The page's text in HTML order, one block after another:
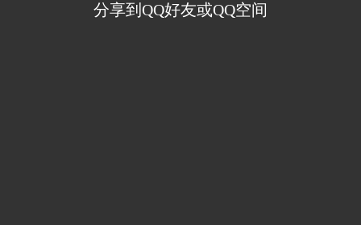
分享到QQ好友或QQ空间